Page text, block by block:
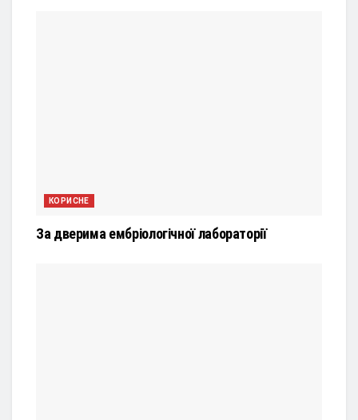
КОРИСНЕ
За дверима ембріологічної лабораторії